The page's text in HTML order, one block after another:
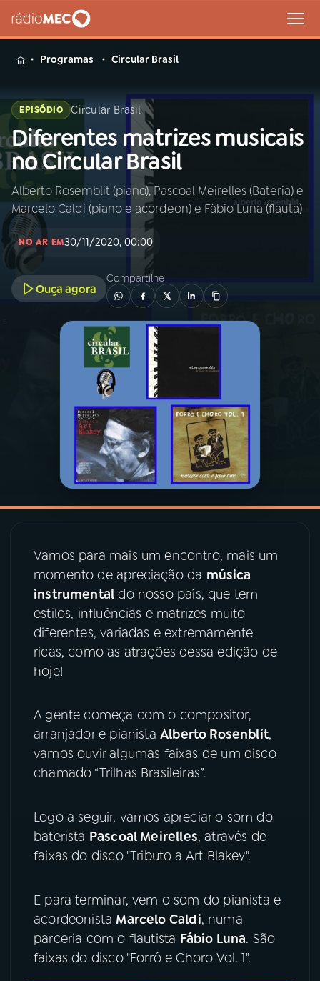
MENU
Buscar
na
Rádio
MEC
Buscar
Início AO VIVO
PROGRAMAÇÃO
PROGRAMAS
PODCASTS
08PRÊMIO RÁDIO MEC
ACOMPANHE A RÁDIO MEC
YouTube
TikTok
Programas Circular Brasil
EPISÓDIO Circular Brasil
Diferentes matrizes musicais
no Circular Brasil
Alberto Rosemblit (piano), Pascoal Meirelles (Bateria) e
Marcelo Caldi (piano e acordeon) e Fábio Luna (flauta)
NO AR EM30/11/2020, 00:00
Ouça agora
Compartilhe
Vamos para mais um encontro, mais um
momento de apreciação da música
instrumental do nosso país, que tem
estilos, influências e matrizes muito
diferentes, variadas e extremamente
ricas, como as atrações dessa edição de
hoje!
A gente começa com o compositor,
arranjador e pianista Alberto Rosenblit,
vamos ouvir algumas faixas de um disco
chamado “Trilhas Brasileiras”.
Logo a seguir, vamos apreciar o som do
baterista Pascoal Meirelles, através de
faixas do disco "Tributo a Art Blakey".
E para terminar, vem o som do pianista e
acordeonista Marcelo Caldi, numa
parceria com o flautista Fábio Luna. São
faixas do disco "Forró e Choro Vol. 1".